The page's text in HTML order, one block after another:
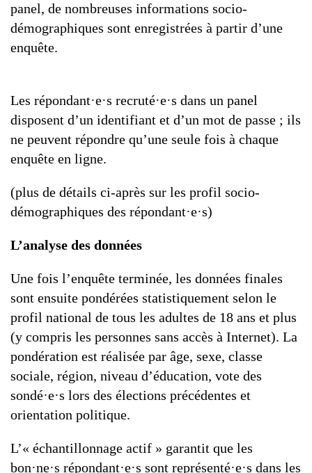
panel, de nombreuses informations socio-
démographiques sont enregistrées à partir d’une
enquête.
Les répondant·e·s recruté·e·s dans un panel
disposent d’un identifiant et d’un mot de passe ; ils
ne peuvent répondre qu’une seule fois à chaque
enquête en ligne.
(plus de détails ci-après sur les profil socio-
démographiques des répondant·e·s)
L’analyse des données
Une fois l’enquête terminée, les données finales
sont ensuite pondérées statistiquement selon le
profil national de tous les adultes de 18 ans et plus
(y compris les personnes sans accès à Internet). La
pondération est réalisée par âge, sexe, classe
sociale, région, niveau d’éducation, vote des
sondé·e·s lors des élections précédentes et
orientation politique.
L’« échantillonnage actif » garantit que les
bon·ne·s répondant·e·s sont représenté·e·s dans les